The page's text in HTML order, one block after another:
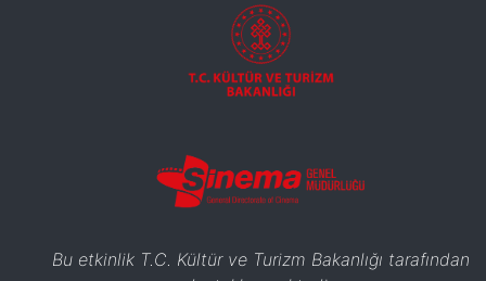
Bu etkinlik T.C. Kültür ve Turizm Bakanlığı tarafından